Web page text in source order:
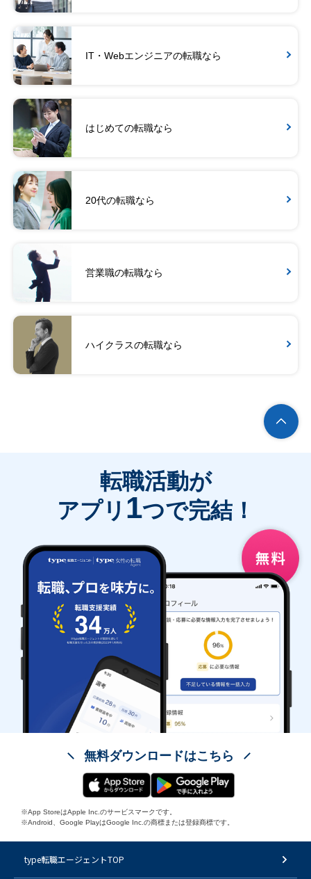
IT・Webエンジニアの転職なら
はじめての転職なら
20代の転職なら
営業職の転職なら
ハイクラスの転職なら
転職活動が
アプリ 1つで完結！
無料ダウンロードはこちら
※App StoreはApple Inc.のサービスマークです。
※Android、Google PlayはGoogle Inc.の商標または登録商標です。
type転職エージェントTOP